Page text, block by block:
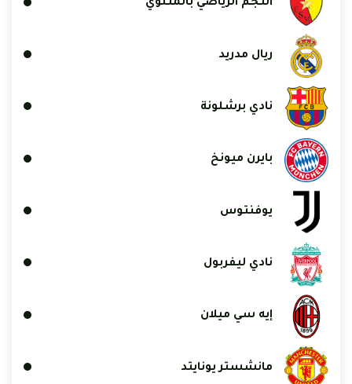
النجم الرياضي بالمتلوي
ريال مدريد
نادي برشلونة
بايرن ميونخ
يوفنتوس
نادي ليفربول
إيه سي ميلان
مانشستر يونايتد